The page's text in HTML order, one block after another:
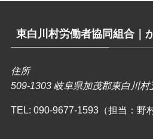
東白川村労働者協同組合｜
住所
509-1303 岐阜県加茂郡東白川村
TEL: 090-9677-1593（担当：野村